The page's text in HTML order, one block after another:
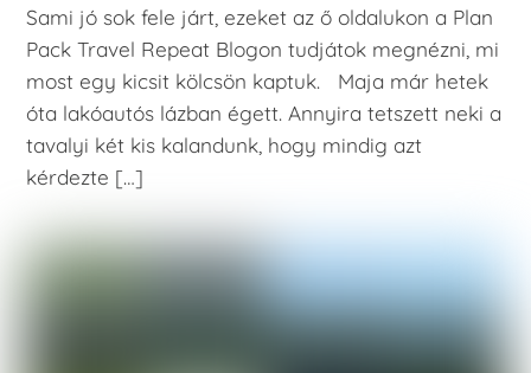
Sami jó sok fele járt, ezeket az ő oldalukon a Plan
Pack Travel Repeat Blogon tudjátok megnézni, mi
most egy kicsit kölcsön kaptuk. Maja már hetek
óta lakóautós lázban égett. Annyira tetszett neki a
tavalyi két kis kalandunk, hogy mindig azt
kérdezte […]